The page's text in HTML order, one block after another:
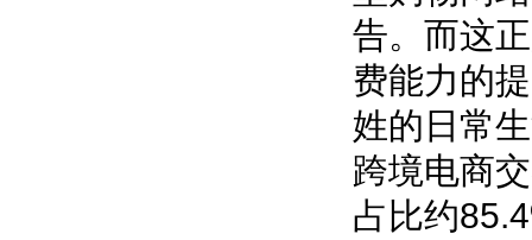
告。而这
费能力的
姓的日常
跨境电商
占比约